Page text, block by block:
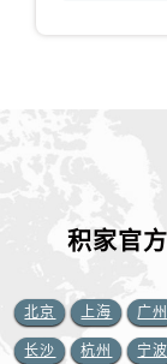
积家官
北京 上海 广州
长沙 杭州 宁波